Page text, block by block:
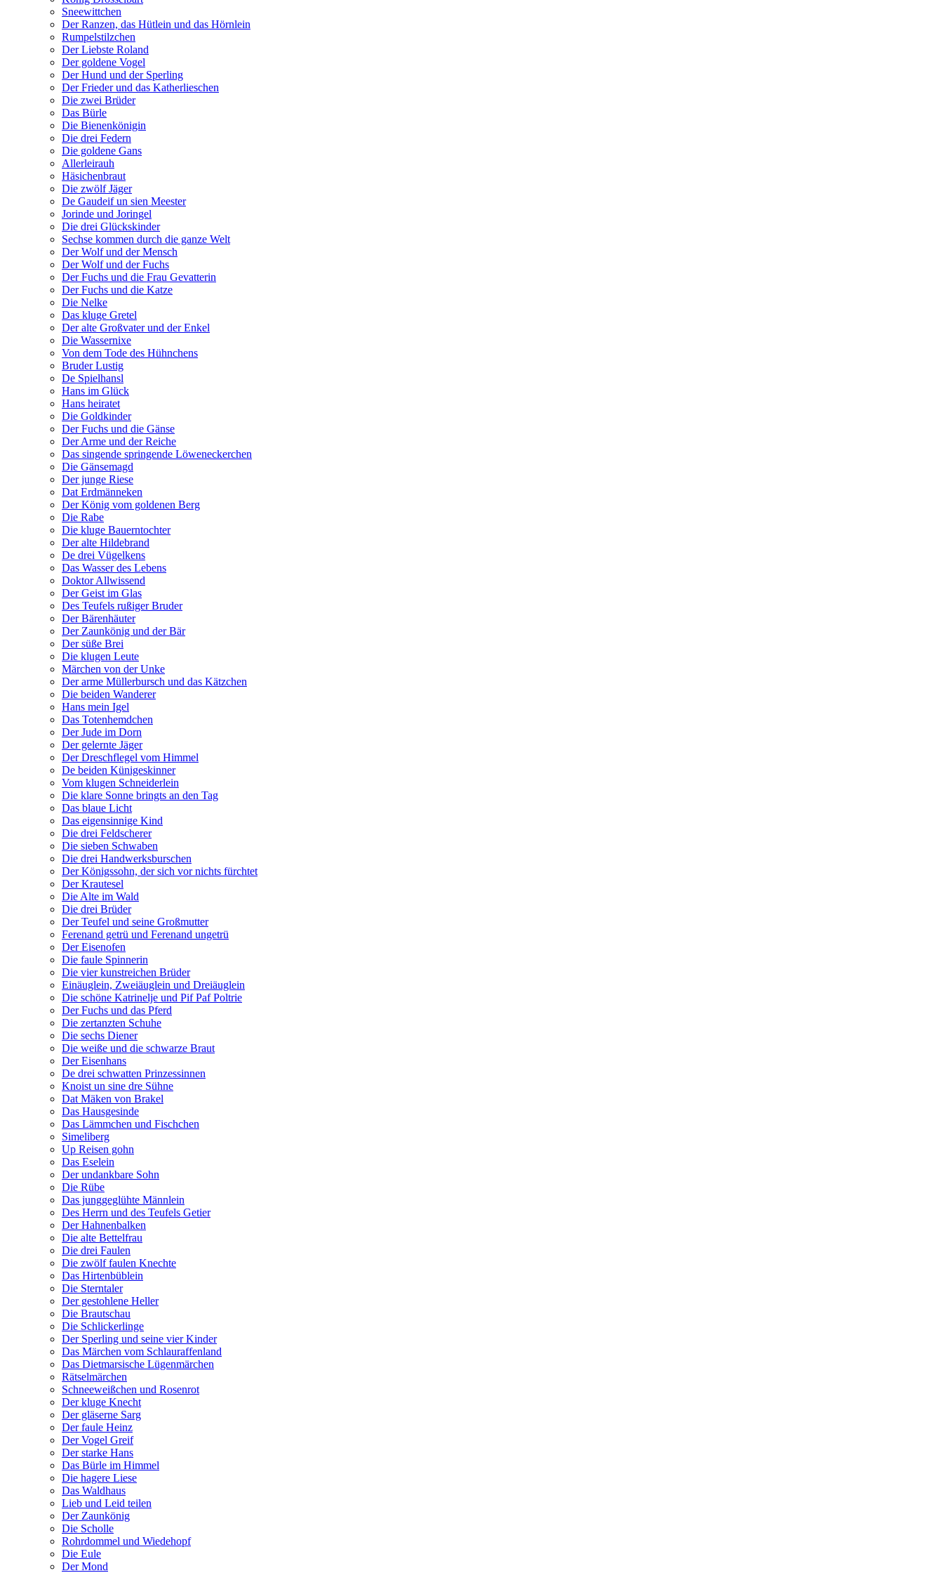
Sneewittchen
Der Ranzen, das Hütlein und das Hörnlein
Rumpelstilzchen
Der Liebste Roland
Der goldene Vogel
Der Hund und der Sperling
Der Frieder und das Katherlieschen
Die zwei Brüder
Das Bürle
Die Bienenkönigin
Die drei Federn
Die goldene Gans
Allerleirauh
Häsichenbraut
Die zwölf Jäger
De Gaudeif un sien Meester
Jorinde und Joringel
Die drei Glückskinder
Sechse kommen durch die ganze Welt
Der Wolf und der Mensch
Der Wolf und der Fuchs
Der Fuchs und die Frau Gevatterin
Der Fuchs und die Katze
Die Nelke
Das kluge Gretel
Der alte Großvater und der Enkel
Die Wassernixe
Von dem Tode des Hühnchens
Bruder Lustig
De Spielhansl
Hans im Glück
Hans heiratet
Die Goldkinder
Der Fuchs und die Gänse
Der Arme und der Reiche
Das singende springende Löweneckerchen
Die Gänsemagd
Der junge Riese
Dat Erdmänneken
Der König vom goldenen Berg
Die Rabe
Die kluge Bauerntochter
Der alte Hildebrand
De drei Vügelkens
Das Wasser des Lebens
Doktor Allwissend
Der Geist im Glas
Des Teufels rußiger Bruder
Der Bärenhäuter
Der Zaunkönig und der Bär
Der süße Brei
Die klugen Leute
Märchen von der Unke
Der arme Müllerbursch und das Kätzchen
Die beiden Wanderer
Hans mein Igel
Das Totenhemdchen
Der Jude im Dorn
Der gelernte Jäger
Der Dreschflegel vom Himmel
De beiden Künigeskinner
Vom klugen Schneiderlein
Die klare Sonne bringts an den Tag
Das blaue Licht
Das eigensinnige Kind
Die drei Feldscherer
Die sieben Schwaben
Die drei Handwerksburschen
Der Königssohn, der sich vor nichts fürchtet
Der Krautesel
Die Alte im Wald
Die drei Brüder
Der Teufel und seine Großmutter
Ferenand getrü und Ferenand ungetrü
Der Eisenofen
Die faule Spinnerin
Die vier kunstreichen Brüder
Einäuglein, Zweiäuglein und Dreiäuglein
Die schöne Katrinelje und Pif Paf Poltrie
Der Fuchs und das Pferd
Die zertanzten Schuhe
Die sechs Diener
Die weiße und die schwarze Braut
Der Eisenhans
De drei schwatten Prinzessinnen
Knoist un sine dre Sühne
Dat Mäken von Brakel
Das Hausgesinde
Das Lämmchen und Fischchen
Simeliberg
Up Reisen gohn
Das Eselein
Der undankbare Sohn
Die Rübe
Das junggeglühte Männlein
Des Herrn und des Teufels Getier
Der Hahnenbalken
Die alte Bettelfrau
Die drei Faulen
Die zwölf faulen Knechte
Das Hirtenbüblein
Die Sterntaler
Der gestohlene Heller
Die Brautschau
Die Schlickerlinge
Der Sperling und seine vier Kinder
Das Märchen vom Schlauraffenland
Das Dietmarsische Lügenmärchen
Rätselmärchen
Schneeweißchen und Rosenrot
Der kluge Knecht
Der gläserne Sarg
Der faule Heinz
Der Vogel Greif
Der starke Hans
Das Bürle im Himmel
Die hagere Liese
Das Waldhaus
Lieb und Leid teilen
Der Zaunkönig
Die Scholle
Rohrdommel und Wiedehopf
Die Eule
Der Mond